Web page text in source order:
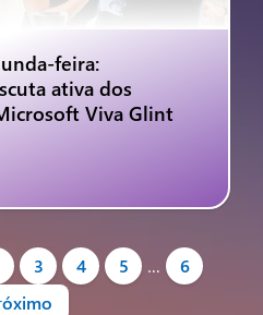
feira:
ativa dos
Viva Glint
3 4 5 …
6